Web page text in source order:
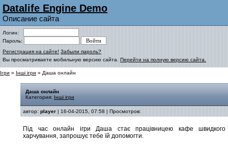
Datalife Engine Demo
Описание сайта
Логин:
Пароль:
Регистрация на сайте! Забыли пароль?
Вы просматриваете мобильную версию сайта. Перейти на полную версию сайта.
Ігри » Інші ігри » Даша онлайн
Даша онлайн
Категория: Інші ігри
автор: player | 16-04-2015, 07:58 | Просмотров:
Під час онлайн ігри Даша стає працівницею кафе швидкого
харчування, запрошує тебе їй допомогти.